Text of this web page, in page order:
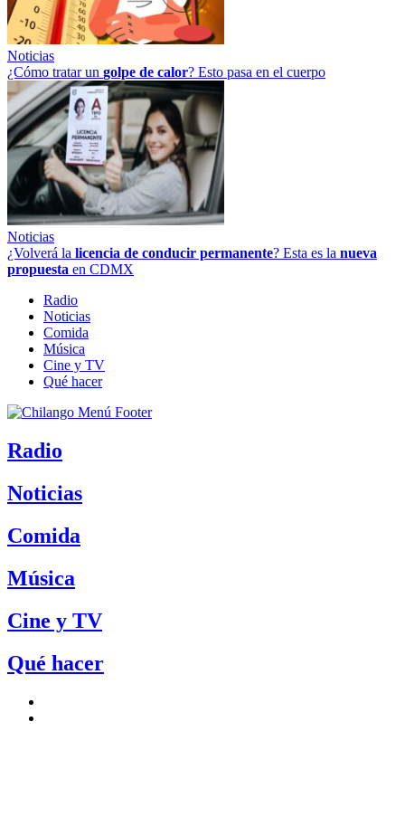
Noticias
¿Cómo tratar un golpe de calor? Esto pasa en el cuerpo
Noticias
¿Volverá la licencia de conducir permanente? Esta es la nueva
propuesta en CDMX
Radio
Noticias
Comida
Música
Cine y TV
Qué hacer
Radio
Noticias
Comida
Música
Cine y TV
Qué hacer